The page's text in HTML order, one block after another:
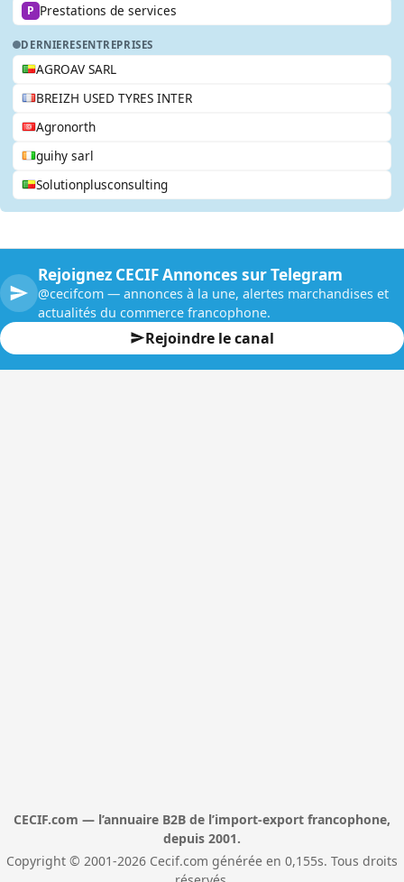
P Prestations de services
DERNIERESENTREPRISES
AGROAV SARL
BREIZH USED TYRES INTER
Agronorth
guihy sarl
Solutionplusconsulting
Rejoignez CECIF Annonces sur Telegram
@cecifcom — annonces à la une, alertes marchandises et
actualités du commerce francophone.
Rejoindre le canal
CECIF.com — l’annuaire B2B de l’import-export francophone,
depuis 2001.
Copyright © 2001-2026 Cecif.com générée en 0,155s. Tous droits